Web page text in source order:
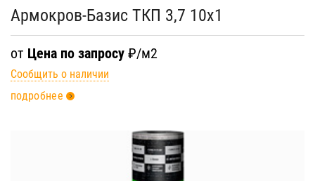
Армокров-Базис ТКП 3,7 10х1
от Цена по запросу ₽/м2
Сообщить о наличии
подробнее